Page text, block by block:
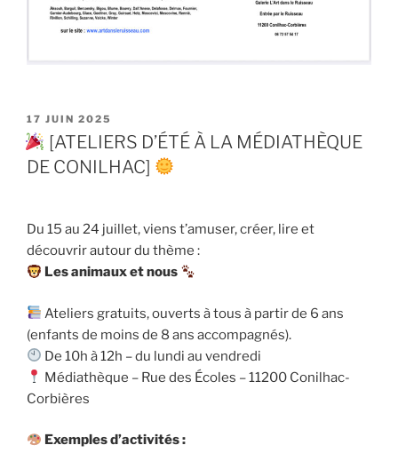
PUBLIÉ
LE
17 JUIN 2025
[ATELIERS D’ÉTÉ À LA MÉDIATHÈQUE
DE CONILHAC]
Du 15 au 24 juillet, viens t’amuser, créer, lire et
découvrir autour du thème :
Les animaux et nous
Ateliers gratuits, ouverts à tous à partir de 6 ans
(enfants de moins de 8 ans accompagnés).
De 10h à 12h – du lundi au vendredi
Médiathèque – Rue des Écoles – 11200 Conilhac-
Corbières
Exemples d’activités :